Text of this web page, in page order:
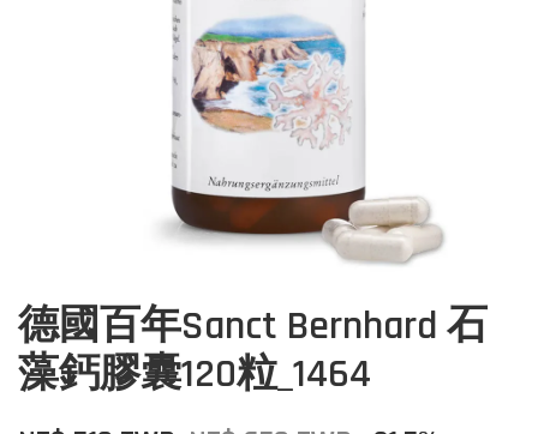
德國百年Sanct Bernhard 石
藻鈣膠囊120粒_1464